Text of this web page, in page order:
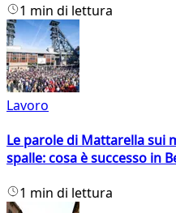
1 min di lettura
Lavoro
Le parole di Mattarella sui
spalle: cosa è successo in
1 min di lettura